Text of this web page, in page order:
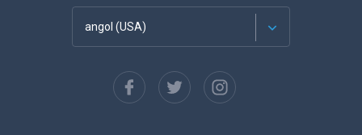
angol (USA)
Español